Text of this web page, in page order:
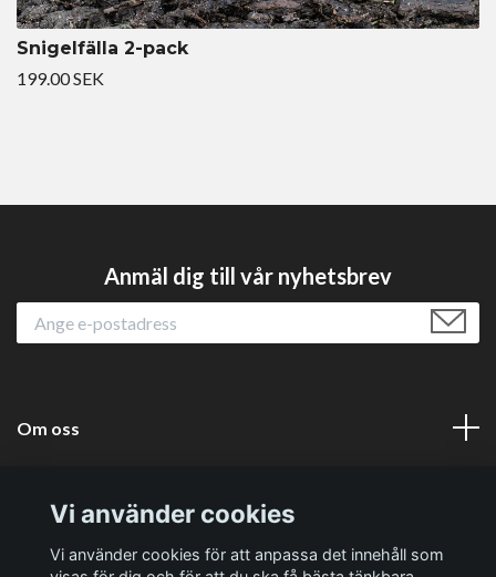
Snigelfälla 2-pack
199.00 SEK
Anmäl dig till vår nyhetsbrev
Om oss
Sociala medier
Vi använder cookies
Vi använder cookies för att anpassa det innehåll som